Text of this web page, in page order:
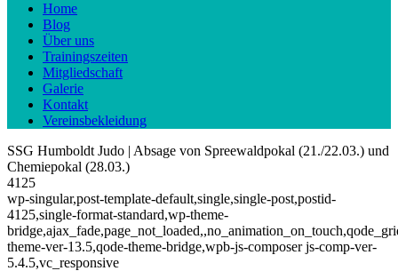
Home
Blog
Über uns
Trainingszeiten
Mitgliedschaft
Galerie
Kontakt
Vereinsbekleidung
SSG Humboldt Judo | Absage von Spreewaldpokal (21./22.03.) und
Chemiepokal (28.03.)
4125
wp-singular,post-template-default,single,single-post,postid-
4125,single-format-standard,wp-theme-
theme-ver-13.5,qode-theme-bridge,wpb-js-composer js-comp-ver-
5.4.5,vc_responsive